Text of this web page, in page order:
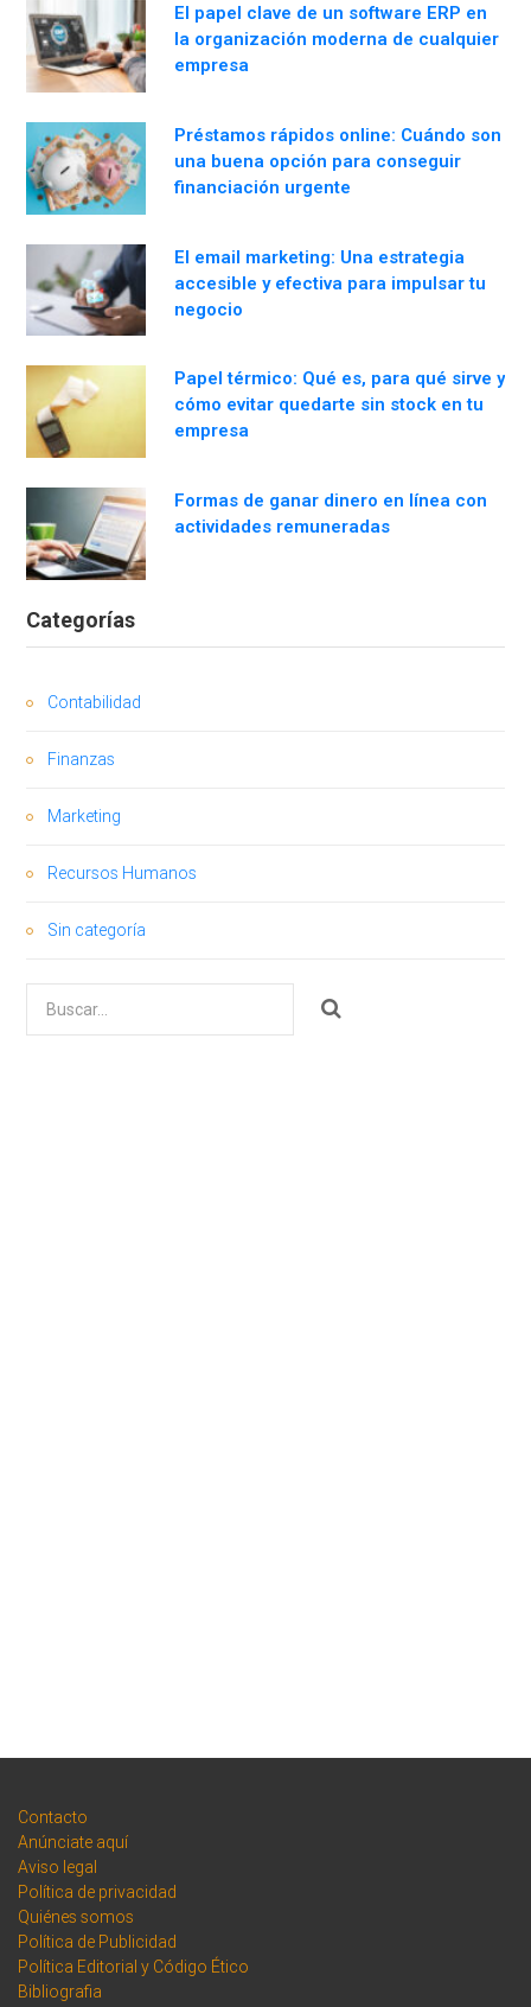
El papel clave de un software ERP en
la organización moderna de cualquier
empresa
Préstamos rápidos online: Cuándo son
una buena opción para conseguir
financiación urgente
El email marketing: Una estrategia
accesible y efectiva para impulsar tu
negocio
Papel térmico: Qué es, para qué sirve y
cómo evitar quedarte sin stock en tu
empresa
Formas de ganar dinero en línea con
actividades remuneradas
Categorías
Contabilidad
Finanzas
Marketing
Recursos Humanos
Sin categoría
por:
Contacto
Anúnciate aquí
Aviso legal
Política de privacidad
Quiénes somos
Política de Publicidad
Política Editorial y Código Ético
Bibliografia